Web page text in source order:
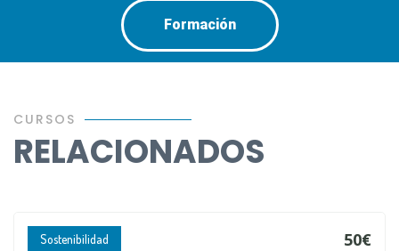
Formación
CURSOS
RELACIONADOS
Sostenibilidad 50€